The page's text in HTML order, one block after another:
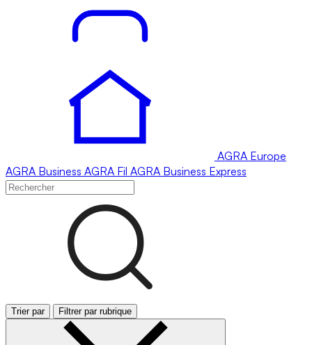
AGRA Europe
AGRA Business AGRA Fil AGRA Business Express
Trier par Filtrer par rubrique